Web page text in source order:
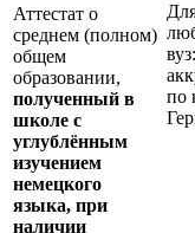
по
Аттестат о
среднем (полном)
общем
образовании,
полученный в
школе с
углублённым
изучением
немецкого
языка, при
наличии